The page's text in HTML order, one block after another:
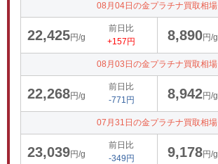
08月04日の金プラチナ買取相場
22,425円/g
前日比
+157円
8,890円/g
08月03日の金プラチナ買取相場
22,268円/g
前日比
-771円
8,942円/g
07月31日の金プラチナ買取相場
23,039円/g
前日比
-349円
9,178円/g